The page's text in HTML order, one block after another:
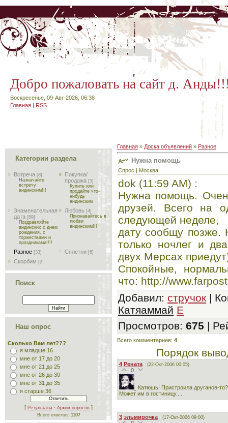
Добро пожаловать на сайт д.
Воскресенье, 09-Авг-2026, 06:38
Главная | RSS
Категории раздела
Встреча [8]
Назначайте
встречу
андинским!!!
Покупка/
продажа [3]
Купите или
продайте что-
нибудь
андинским
Знаменательная
дата [89]
Поздравляйте
андинских с днем
рождения, с
торжествами и
праздниками!!!!
Любовь [4]
Признавайтесь в
любви
андинским!!!
Разное [33] Сплетни [6]
Скорбим [2]
Поиск
Наш опрос
Сколько Вам лет???
я младше 16
мне от 17 до 20
мне от 21 до 25
мне от 26 до 30
мне от 31 до 35
я старше 36
[ Результаты · Архив опросов ]
Всего ответов: 1107
Главная » Доска объявлений » Разное
Нужна помощь
Спрос | Москва
dok (11:59 AM) :
Нужна помощь.
друзей. Всего на
следующей неделе,
дату сообщу позже.
только ночлег и
двух Мерсах
Спокойные,
что: http://
Добавил: стручок |
Катяаммай E
Просмотров: 675 |
Всего комментариев: 4
Порядок
4 Рената (22-Окт-2006 00:05)
0
Катюшь! Пристроила друганов-то?
Может им в гостиницу.....
3 эльмирочка (17-Окт-2006 09:00)